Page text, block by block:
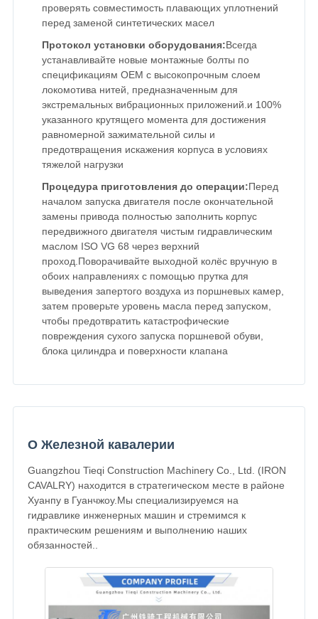
проверять совместимость плавающих уплотнений
перед заменой синтетических масел
Протокол установки оборудования:Всегда
устанавливайте новые монтажные болты по
спецификациям OEM с высокопрочным слоем
локомотива нитей, предназначенным для
экстремальных вибрационных приложений.и 100%
указанного крутящего момента для достижения
равномерной зажимательной силы и
предотвращения искажения корпуса в условиях
тяжелой нагрузки
Процедура приготовления до операции:Перед
началом запуска двигателя после окончательной
замены привода полностью заполнить корпус
передвижного двигателя чистым гидравлическим
маслом ISO VG 68 через верхний
проход.Поворачивайте выходной колёс вручную в
обоих направлениях с помощью прутка для
выведения запертого воздуха из поршневых камер,
затем проверьте уровень масла перед запуском,
чтобы предотвратить катастрофические
повреждения сухого запуска поршневой обуви,
блока цилиндра и поверхности клапана
О Железной кавалерии
Guangzhou Tieqi Construction Machinery Co., Ltd. (IRON
CAVALRY) находится в стратегическом месте в районе
Хуанпу в Гуанчжоу.Мы специализируемся на
гидравлике инженерных машин и стремимся к
практическим решениям и выполнению наших
обязанностей..